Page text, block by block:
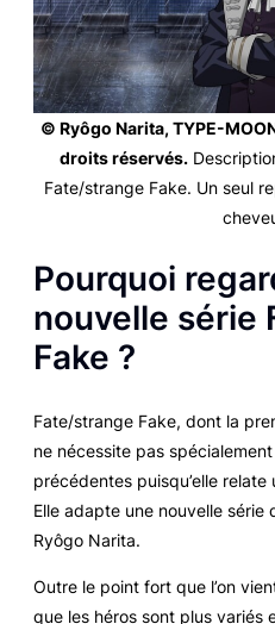
© Ryôgo Narita, TYPE-
droits réservés.
Fate/strange Fake. Un seul
Pourquoi
nouvelle série
Fake ?
Fate/strange Fake, dont la
ne nécessite pas
précédentes puisqu’elle
Elle adapte une nouvelle série
Ryôgo Narita.
Outre le point fort que l’on
que les héros sont plus variés